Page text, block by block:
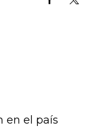
en el país